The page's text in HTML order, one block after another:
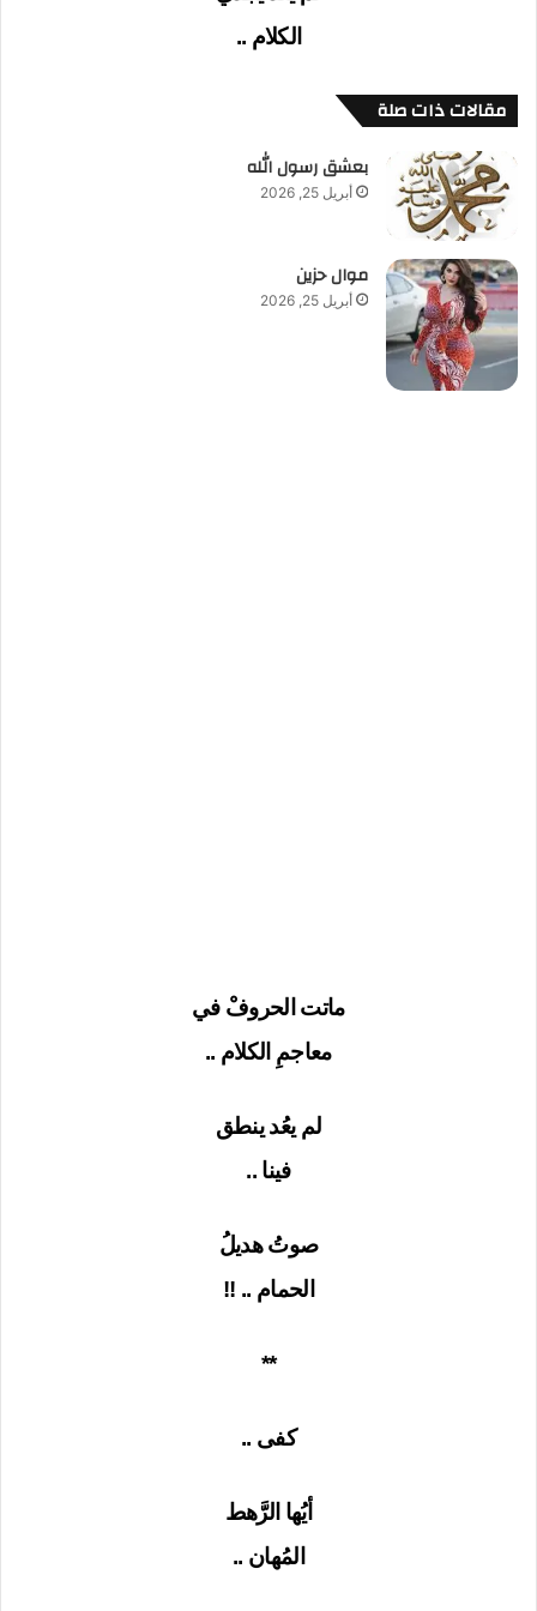
الكلام ..
مقالات ذات صلة
بعشق رسول الله
أبريل 25, 2026
موال حزين
أبريل 25, 2026
ماتت الحروفْ في
معاجمِ الكلام ..
لم يعُد ينطق
فينا ..
صوتُ هديلُ
الحمام .. !!
**
كفى ..
أيُها الرَّهط
المُهان ..